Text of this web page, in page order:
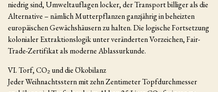
niedrig sind, Umweltauflagen locker, der Transport billiger als die
Alternative – nämlich Mutterpflanzen ganzjährig in beheizten
europäischen Gewächshäusern zu halten. Die logische Fortsetzung
kolonialer Extraktionslogik unter veränderten Vorzeichen, Fair-
Trade-Zertifikat als moderne Ablassurkunde.
VI. Torf, CO₂ und die Ökobilanz
Jeder Weihnachtsstern mit zehn Zentimeter Topfdurchmesser